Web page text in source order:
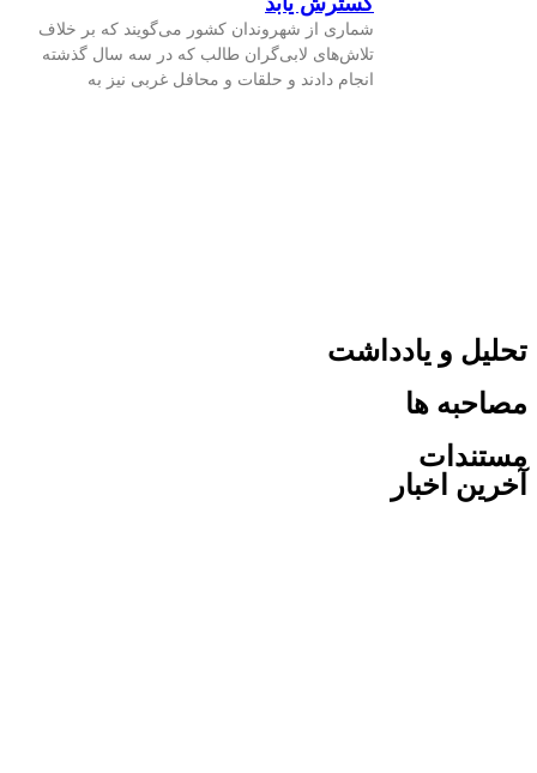
شماری از شهروندان کشور می‌گویند که بر خلاف
تلاش‌های لابی‌گران طالب که در سه سال گذشته
انجام دادند و حلقات و محافل غربی نیز به
و یادداشت
ها
اخبار